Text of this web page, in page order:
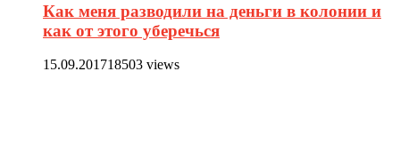
Как меня разводили на деньги в колонии и
как от этого уберечься
15.09.201718503 views